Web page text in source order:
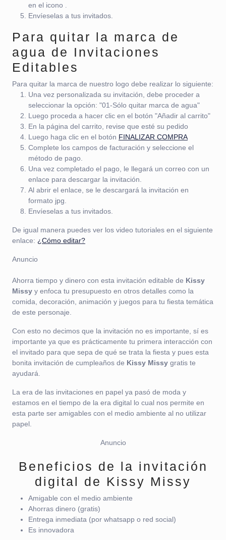
en el icono
Envíeselas a tus invitados.
Para quitar la marca de
agua de Invitaciones
Editables
Para quitar la marca de nuestro logo debe realizar lo siguiente:
Una vez personalizada su invitación, debe proceder a
seleccionar la opción: "01-Sólo quitar marca de agua"
Luego proceda a hacer clic en el botón "Añadir al carrito"
En la página del carrito, revise que esté su pedido
Luego haga clic en el botón FINALIZAR COMPRA
Complete los campos de facturación y seleccione el
método de pago.
Una vez completado el pago, le llegará un correo con un
enlace para descargar la invitación.
Al abrir el enlace, se le descargará la invitación en
formato jpg.
Envíeselas a tus invitados.
De igual manera puedes ver los video tutoriales en el siguiente
enlace: ¿Cómo editar?
Anuncio
Ahorra tiempo y dinero con esta invitación editable de Kissy
Missy y enfoca tu presupuesto en otros detalles como la
comida, decoración, animación y juegos para tu fiesta temática
de este personaje.
Con esto no decimos que la invitación no es importante, sí es
importante ya que es prácticamente tu primera interacción con
el invitado para que sepa de qué se trata la fiesta y pues esta
bonita invitación de cumpleaños de Kissy Missy gratis te
ayudará.
La era de las invitaciones en papel ya pasó de moda y
estamos en el tiempo de la era digital lo cual nos permite en
esta parte ser amigables con el medio ambiente al no utilizar
papel.
Anuncio
Beneficios de la invitación
digital de Kissy Missy
Amigable con el medio ambiente
Ahorras dinero (gratis)
Entrega inmediata (por whatsapp o red social)
Es innovadora